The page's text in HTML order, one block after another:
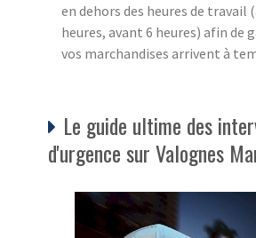
en dehors des heures de travail
heures, avant 6 heures) afin de
vos marchandises arrivent à
Le guide ultime des
d'urgence sur Valognes